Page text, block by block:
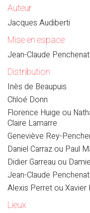
Auteur
Jacques Audiberti
Mise en espace
Jean-Claude Penchenat
Distribution
Inès de Beaupuis
Chloé Donn
Florence Huige ou
Claire Lamarre
Geneviève Rey-
Daniel Carraz ou Paul
Didier Garreau ou
Jean-Claude Penchenat
Alexis Perret ou Xavier
Lieux